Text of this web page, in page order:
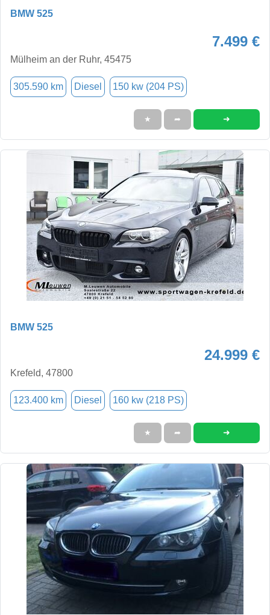
BMW 525
7.499 €
Mülheim an der Ruhr, 45475
305.590 km Diesel 150 kw (204 PS)
★ ➦ ➜
BMW 525
24.999 €
Krefeld, 47800
123.400 km Diesel 160 kw (218 PS)
★ ➦ ➜